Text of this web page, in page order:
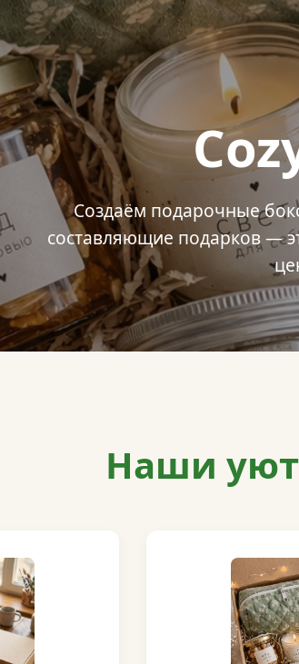
Создаём подарочные
составляющие подарков —
Наши